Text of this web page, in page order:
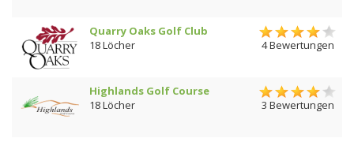
Quarry Oaks Golf Club
18 Löcher
4 Bewertungen
Highlands Golf Course
18 Löcher
3 Bewertungen